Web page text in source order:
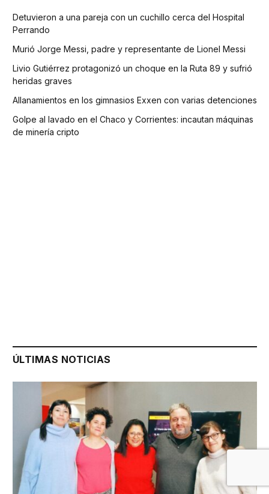
Detuvieron a una pareja con un cuchillo cerca del Hospital
Perrando
Murió Jorge Messi, padre y representante de Lionel Messi
Livio Gutiérrez protagonizó un choque en la Ruta 89 y sufrió
heridas graves
Allanamientos en los gimnasios Exxen con varias detenciones
Golpe al lavado en el Chaco y Corrientes: incautan máquinas
de minería cripto
ÚLTIMAS NOTICIAS